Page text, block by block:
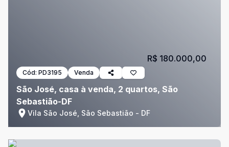
Cód: PD3195 Venda
São José, casa à venda, 2 quartos, São
Sebastião-DF
Vila São José, São Sebastião - DF
R$ 180.000,00